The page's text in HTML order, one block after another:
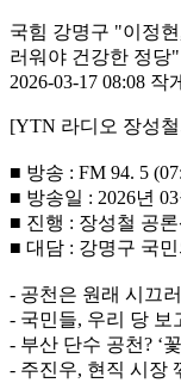
국힘 강명구 "이정
러워야 건강한 정당"
2026-03-17 08:08 작게
[YTN 라디오 장성
■ 방송 : FM 94. 5
■ 방송일 : 2026년
■ 진행 : 장성철 공
■ 대담 : 강명구 국
- 공천은 원래 시끄
- 국민들, 우리 당 보
- 부산 단수 공천? ‘
- 주진우, 현직 시장